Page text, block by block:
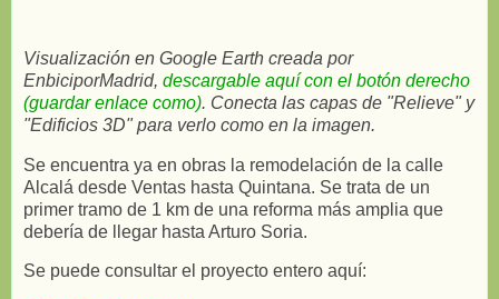
Visualización en Google Earth creada por
EnbiciporMadrid, descargable aquí con el botón derecho
(guardar enlace como). Conecta las capas de "Relieve" y
"Edificios 3D" para verlo como en la imagen.
Se encuentra ya en obras la remodelación de la calle
Alcalá desde Ventas hasta Quintana. Se trata de un
primer tramo de 1 km de una reforma más amplia que
debería de llegar hasta Arturo Soria.
Se puede consultar el proyecto entero aquí: